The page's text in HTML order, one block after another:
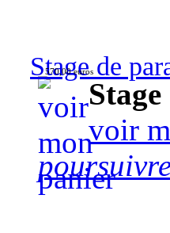
Stage de
570,00 euros
voir